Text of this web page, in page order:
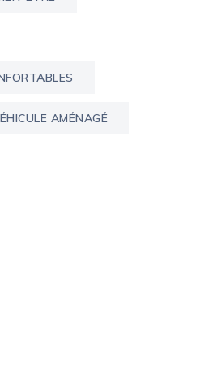
AMÉNAGÉ